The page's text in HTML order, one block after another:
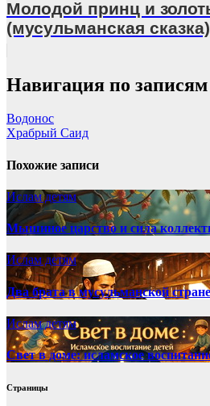
Молодой принц и
(мусульманская сказка)
Навигация по записям
Водонос
Храбрый Саид
Похожие записи
Ислам детям
Мышиное царство и сила
Ислам детям
Два брата в мусульманской
Ислам детям
Свет в доме: исламское
Страницы